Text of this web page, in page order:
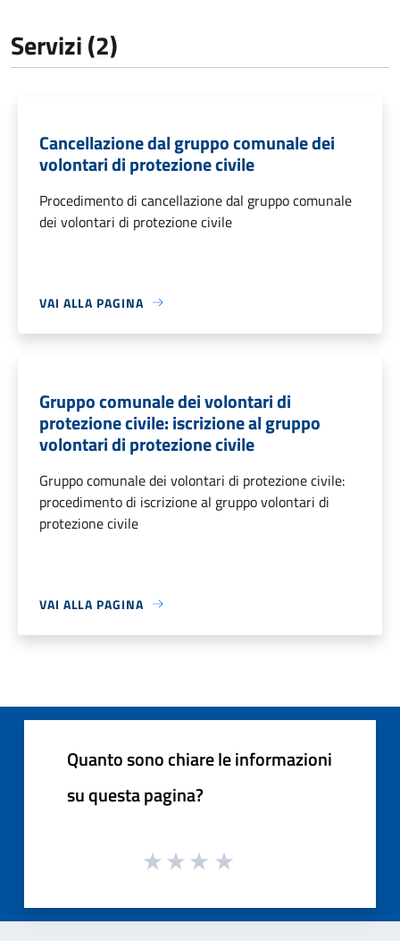
Servizi (2)
Cancellazione dal gruppo comunale dei
volontari di protezione civile
Procedimento di cancellazione dal gruppo comunale
dei volontari di protezione civile
VAI ALLA PAGINA
Gruppo comunale dei volontari di
protezione civile: iscrizione al gruppo
volontari di protezione civile
Gruppo comunale dei volontari di protezione civile:
procedimento di iscrizione al gruppo volontari di
protezione civile
VAI ALLA PAGINA
Quanto sono chiare le informazioni
su questa pagina?